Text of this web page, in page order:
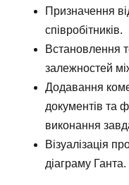
Призначення
співробітників.
Встановлення
залежностей
Додавання
документів та
виконання
Візуалізація
діаграму Ганта.